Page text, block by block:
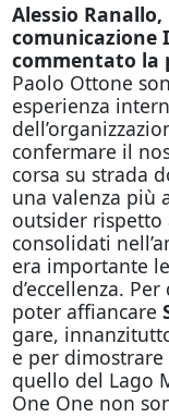
Alessio
comunicazione
commentato la
Paolo Ottone
esperienza
confermare il
corsa su strada
una valenza più
outsider rispetto
consolidati
era importante
d’eccellenza.
poter affiancare
gare,
e per dimostrare
quello del Lago
One One non